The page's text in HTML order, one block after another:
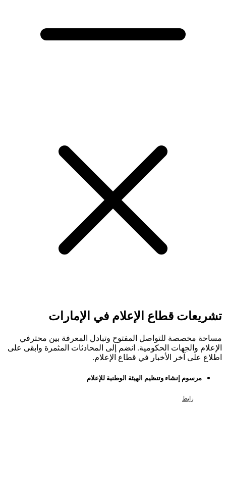
تشريعات قطاع الإعلام في الإمارات
مساحة مخصصة للتواصل المفتوح وتبادل المعرفة بين محترفي
الإعلام والجهات الحكومية. انضم إلى المحادثات المثمرة وابقى على
اطلاع على آخر الأخبار في قطاع الإعلام.
مرسوم إنشاء وتنظيم الهيئة الوطنية للإعلام
رابط